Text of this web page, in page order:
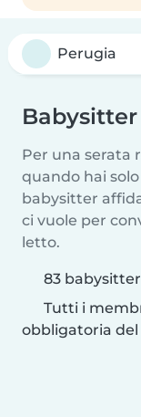
Per una serata
quando hai
babysitter
ci vuole per
letto.
83
Tutti i
obbligatoria